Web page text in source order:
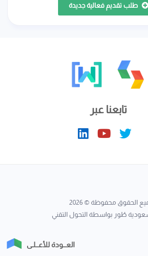
طلب تقديم فعالية جديدة
تابعنا عبر
الحقوق محفوظة © 2026
طُور بواسطة التحول التقني
العــودة للأعــلـى